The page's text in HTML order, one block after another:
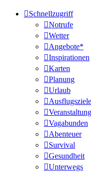
Schnellzugriff
Notrufe
Wetter
Angebote*
Inspirationen
Karten
Planung
Urlaub
Ausflugsziele
Vagabunden
Abenteuer
Survival
Gesundheit
Unterwegs